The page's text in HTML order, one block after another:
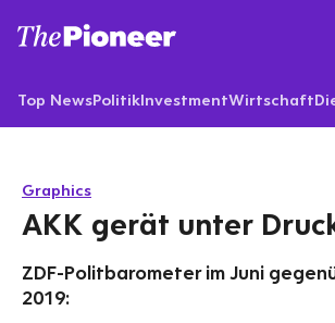
Top NewsPolitikInvestmentWirtschaft
Graphics
AKK gerät unter
ZDF-Politbarometer im Juni
2019: